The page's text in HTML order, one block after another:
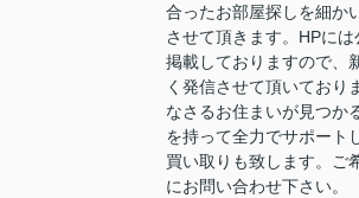
合ったお部屋探しを細か
させて頂きます。HPに
掲載しておりますので、
く発信させて頂いており
なさるお住まいが見つか
を持って全力でサポート
買い取りも致します。ご
にお問い合わせ下さい。